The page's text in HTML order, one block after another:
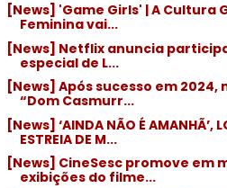
[News] 'Game Girls' | A Cultura
Feminina vai...
[News] Netflix anuncia
especial de L...
[News] Após sucesso em 2024,
“Dom Casmurr...
[News] ‘AINDA NÃO É AMANHÃ’,
ESTREIA DE M...
[News] CineSesc promove em
exibições do filme...